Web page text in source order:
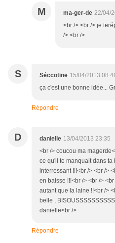
M ma-ger-de 22/04/
<br /> <br /> je
/> <br />
S Séccotine 15/04/2013
ça c'est une bonne idée...
Répondre
D danielle 13/04/2013 23:35
<br /> coucou ma
ce qu'il te manquait dans ta
interressant !!!<br /> <br />
en baisse !!!<br /> <br />
autant que la laine !!<br />
belle ,
danielle<br />
Répondre